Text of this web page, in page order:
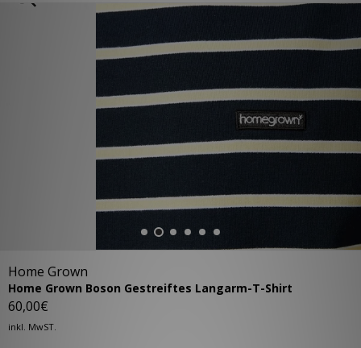
Home Grown
Home Grown Boson Gestreiftes Langarm-T-Shirt
60,00€
inkl. MwST.